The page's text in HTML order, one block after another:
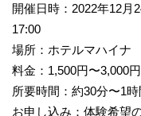
開催日時：2022年12
17:00
場所：ホテルマハイナ
料金：1,500円〜3,000
所要時間：約30分〜1時
お申し込み：体験希望